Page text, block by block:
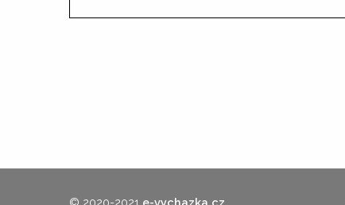
© 2020-2021 e-vychazka.cz